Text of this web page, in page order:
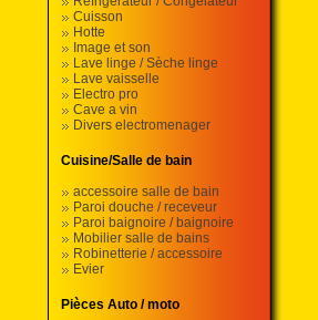
Cuisson
Hotte
Image et son
Lave linge / Sèche linge
Lave vaisselle
Electro pro
Cave a vin
Divers electromenager
Cuisine/Salle de bain
accessoire salle de bain
Paroi douche / receveur
Paroi baignoire / baignoire
Mobilier salle de bains
Robinetterie / accessoire
Evier
Pièces Auto / moto